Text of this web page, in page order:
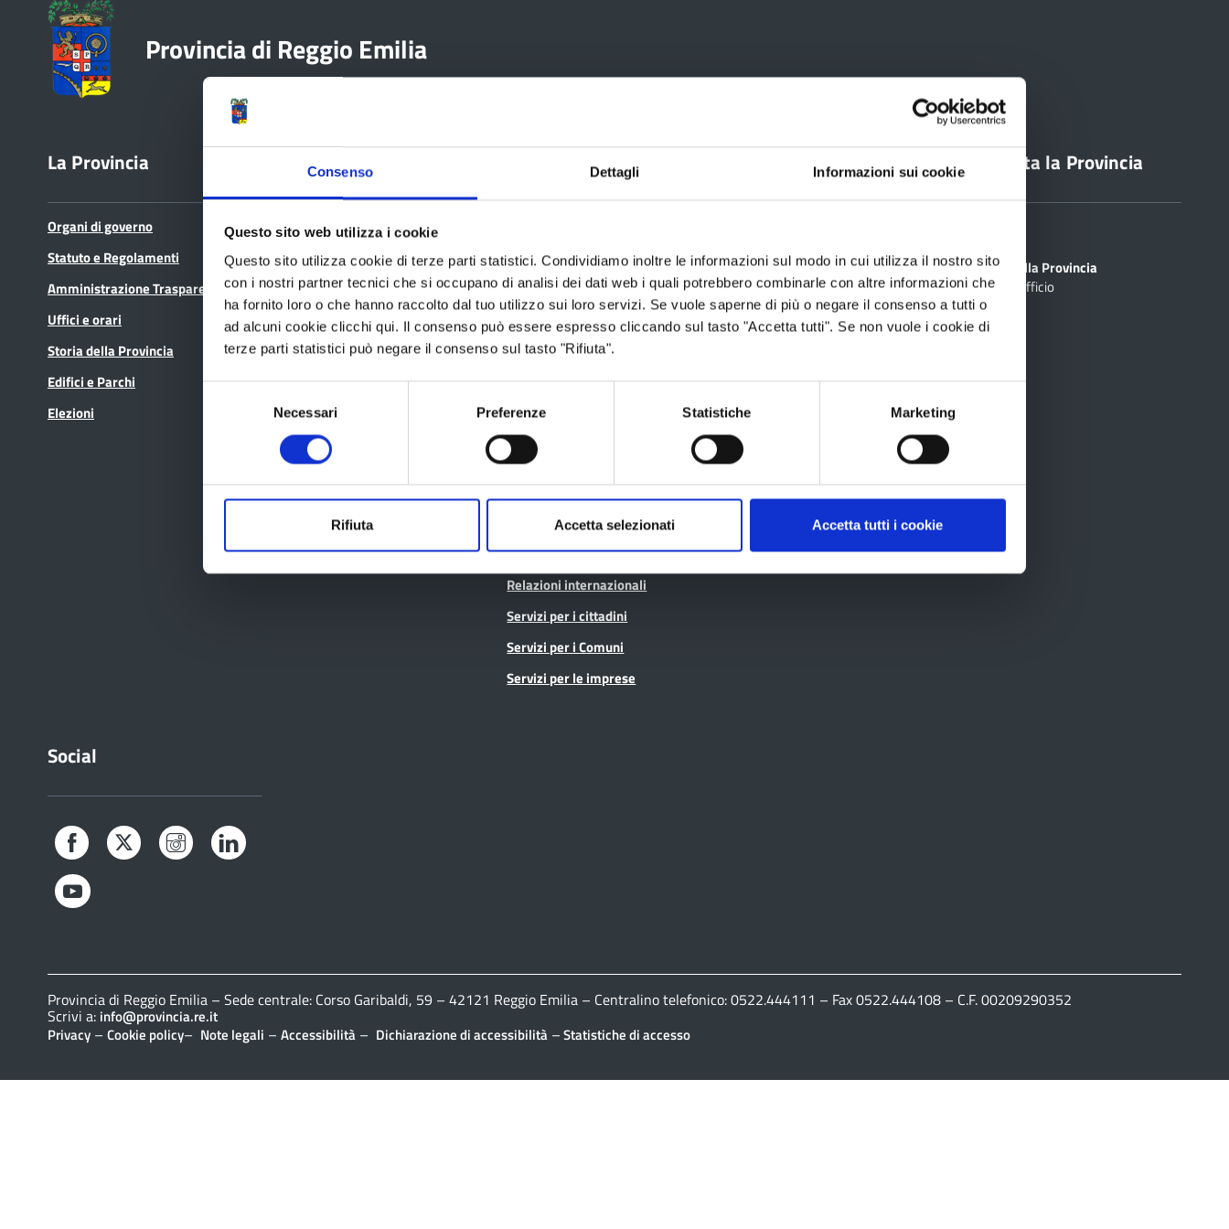
Consenso Dettagli Informazioni sui cookie
Questo sito web utilizza i cookie
Questo sito utilizza cookie di terze parti statistici. Condividiamo inoltre le informazioni sul modo in cui utilizza il nostro sito
con i nostri partner tecnici che si occupano di analisi dei dati web i quali potrebbero combinarle con altre informazioni che
ha fornito loro o che hanno raccolto dal tuo utilizzo sui loro servizi. Se vuole saperne di più o negare il consenso a tutti o
ad alcuni cookie clicchi qui. Il consenso può essere espresso cliccando sul tasto "Accetta tutti". Se non vuole i cookie di
terze parti statistici può negare il consenso sul tasto "Rifiuta".
Necessari Preferenze Statistiche Marketing
Rifiuta Accetta selezionati Accetta tutti i cookie
Provincia di Reggio Emilia
La Provincia
Organi di governo
Statuto e Regolamenti
Amministrazione Trasparente
Uffici e orari
Storia della Provincia
Edifici e Parchi
Elezioni
Bandi e avvisi
Bandi di gara
Avvisi pubblici
Concorsi e selezioni
In scadenza
Aree tematiche
Bilancio
Conferenza Territoriale Sociale e
Sanitaria (CTSS)
Infrastrutture, mobilità e trasporti
Osservatori e statistiche
Pari opportunità
Pianificazione territoriale
Polizia provinciale
Protocolli di legalità
Relazioni internazionali
Servizi per i cittadini
Servizi per i Comuni
Servizi per le imprese
Servizi online
Albo pretorio
Consiglio Provinciale Online
Consulta gli atti
Lavoro per te
Open data
Pagamenti
Sportello Corecom
Contatta la Provincia
Scrivi alla Provincia
Cerca Ufficio
Social
Facebook Twitter Instagram
Provincia di Reggio Emilia – Sede centrale: Corso Garibaldi, 59 – 42121 Reggio Emilia – Centralino telefonico: 0522.444111 – Fax 0522.444108 – C.F. 00209290352
Scrivi a: info@provincia.re.it
Privacy – Cookie policy– Note legali – Accessibilità – Dichiarazione di accessibilità –Statistiche di accesso